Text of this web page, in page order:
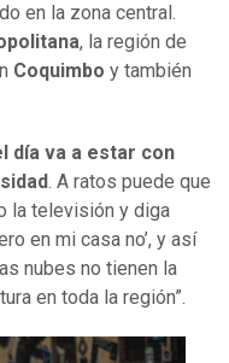
en la zona central.
, la región de
Coquimbo y también
día va a estar con
. A ratos puede que
la televisión y diga
en mi casa no’, y así
nubes no tienen la
en toda la región”.